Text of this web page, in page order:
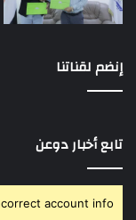
إنضم لقناتنا
تابع أخبار دوعن
account info.